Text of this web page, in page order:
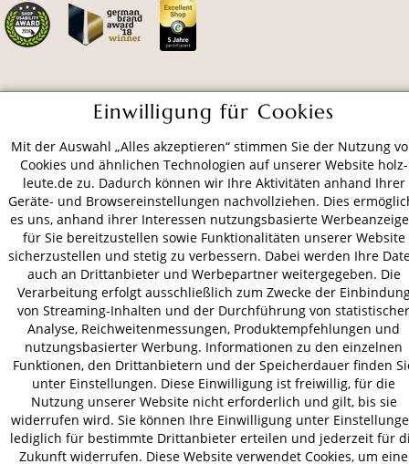
VERSAND
AGB Datenschutz
Impressum
© 2026 HOLZ-LEUTE
* Alle Preise inkl. gesetzl. Mehrwertsteuer zzgl.Versandkosten.
Einwilligung für Cookies
Mit der Auswahl „Alles akzeptieren“ stimmen Sie der Nutzung
Cookies und ähnlichen Technologien auf unserer Website holz-
leute.de zu. Dadurch können wir Ihre Aktivitäten anhand Ihrer
Geräte- und Browsereinstellungen nachvollziehen. Dies
es uns, anhand ihrer Interessen nutzungsbasierte
für Sie bereitzustellen sowie Funktionalitäten unserer Website
sicherzustellen und stetig zu verbessern. Dabei werden Ihre
auch an Drittanbieter und Werbepartner weitergegeben. Die
Verarbeitung erfolgt ausschließlich zum Zwecke der
von Streaming-Inhalten und der Durchführung von statistischer
Analyse, Reichweitenmessungen, Produktempfehlungen und
nutzungsbasierter Werbung. Informationen zu den einzelnen
Funktionen, den Drittanbietern und der Speicherdauer finden
unter Einstellungen. Diese Einwilligung ist freiwillig, für die
Nutzung unserer Website nicht erforderlich und gilt, bis sie
widerrufen wird. Sie können Ihre Einwilligung unter
lediglich für bestimmte Drittanbieter erteilen und jederzeit für
Zukunft widerrufen. Diese Website verwendet Cookies, um eine